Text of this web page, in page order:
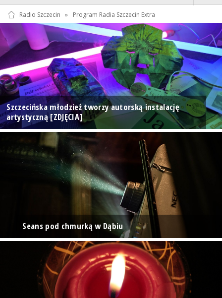
Radio Szczecin » Program Radia Szczecin Extra
Szczecińska młodzież tworzy autorską instalację
artystyczną [ZDJĘCIA]
Seans pod chmurką w Dąbiu